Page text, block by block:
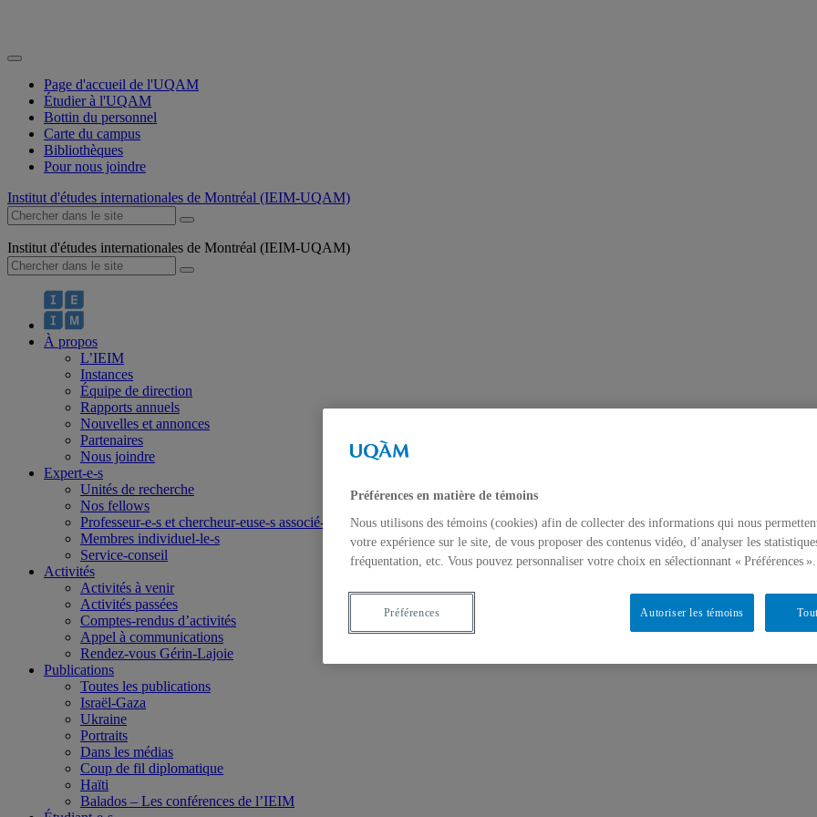
Page d'accueil de l'UQAM
Étudier à l'UQAM
Bottin du personnel
Carte du campus
Bibliothèques
Pour nous joindre
Institut d'études internationales de Montréal (IEIM-UQAM)
Institut d'études internationales de Montréal (IEIM-UQAM)
À propos
L’IEIM
Instances
Équipe de direction
Rapports annuels
Nouvelles et annonces
Partenaires
Nous joindre
Expert-e-s
Unités de recherche
Nos fellows
Professeur-e-s et chercheur-euse-s associé-e-s
Membres individuel-le-s
Service-conseil
Activités
Activités à venir
Activités passées
Comptes-rendus d’activités
Appel à communications
Rendez-vous Gérin-Lajoie
Publications
Toutes les publications
Israël-Gaza
Ukraine
Portraits
Dans les médias
Coup de fil diplomatique
Haïti
Balados – Les conférences de l’IEIM
Préférences en matière de témoins
Nous utilisons des témoins (cookies) afin de collecter des informations qui nous
votre expérience sur le site, de vous proposer des contenus vidéo, d’analyser les
fréquentation, etc. Vous pouvez personnaliser votre choix en sélectionnant « Préférences ».
Autoriser les témoins
Préférences